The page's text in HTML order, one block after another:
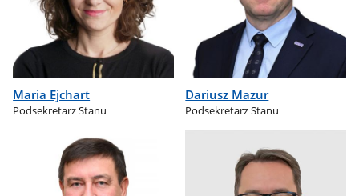
Maria Ejchart
Podsekretarz Stanu
Dariusz Mazur
Podsekretarz Stanu